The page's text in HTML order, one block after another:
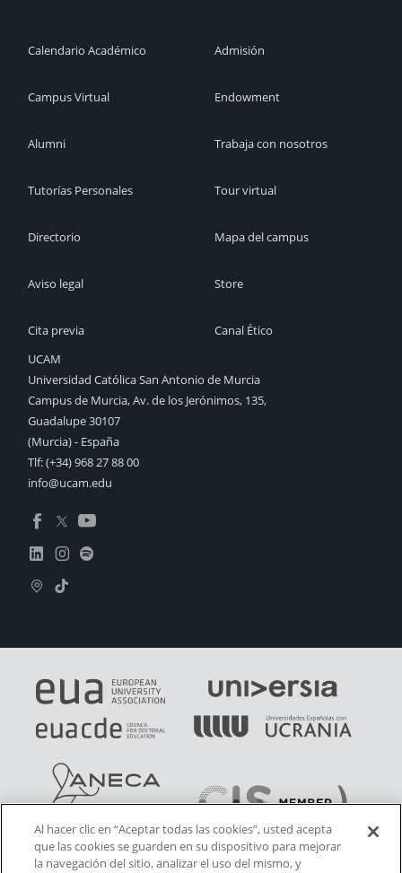
Calendario Académico
Campus Virtual
Alumni
Tutorías Personales
Directorio
Aviso legal
Cita previa
Admisión
Endowment
Trabaja con nosotros
Tour virtual
Mapa del campus
Store
Canal Ético
UCAM
Universidad Católica San Antonio de Murcia
Campus de Murcia, Av. de los Jerónimos, 135,
Guadalupe 30107
(Murcia) - España
Tlf:(+34) 968 27 88 00
info@ucam.edu
Al hacer clic en “Aceptar todas las cookies”, usted acepta
que las cookies se guarden en su dispositivo para mejorar
la navegación del sitio, analizar el uso del mismo, y